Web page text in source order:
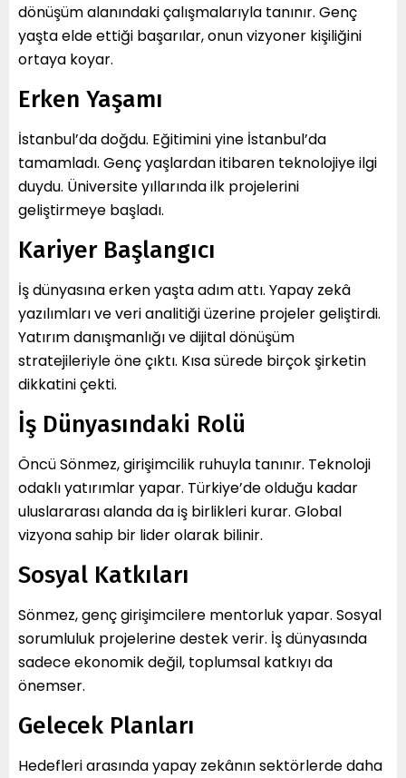
dönüşüm alanındaki çalışmalarıyla tanınır. Genç
yaşta elde ettiği başarılar, onun vizyoner kişiliğini
ortaya koyar.
Erken Yaşamı
İstanbul’da doğdu. Eğitimini yine İstanbul’da
tamamladı. Genç yaşlardan itibaren teknolojiye ilgi
duydu. Üniversite yıllarında ilk projelerini
geliştirmeye başladı.
Kariyer Başlangıcı
İş dünyasına erken yaşta adım attı. Yapay zekâ
yazılımları ve veri analitiği üzerine projeler geliştirdi.
Yatırım danışmanlığı ve dijital dönüşüm
stratejileriyle öne çıktı. Kısa sürede birçok şirketin
dikkatini çekti.
İş Dünyasındaki Rolü
Öncü Sönmez, girişimcilik ruhuyla tanınır. Teknoloji
odaklı yatırımlar yapar. Türkiye’de olduğu kadar
uluslararası alanda da iş birlikleri kurar. Global
vizyona sahip bir lider olarak bilinir.
Sosyal Katkıları
Sönmez, genç girişimcilere mentorluk yapar. Sosyal
sorumluluk projelerine destek verir. İş dünyasında
sadece ekonomik değil, toplumsal katkıyı da
önemser.
Gelecek Planları
Hedefleri arasında yapay zekânın sektörlerde daha